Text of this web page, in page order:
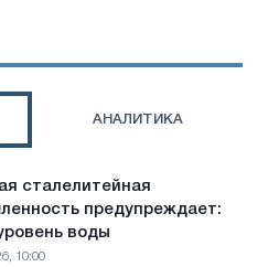
АНАЛИТИКА
сталелитейная
предупреждает:
воды
10:00